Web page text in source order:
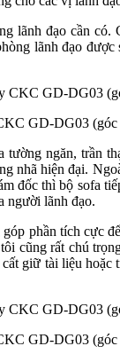
lãnh đạo cần có.
lãnh đạo được
GD-DG03 (góc
tường ngăn, trần
nhã hiện đại.
đốc thì bộ sofa
người lãnh đạo.
phần tích cực
cũng rất chú
giữ tài liệu hoặc
GD-DG03 (góc